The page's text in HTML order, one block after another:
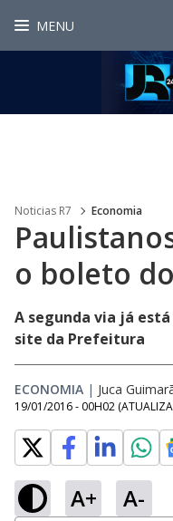
MENU
Noticias R7 Economia
o boleto
A segunda via já
site da Prefeitura
ECONOMIA | Juca
19/01/2016 - 00H02
A+ A-